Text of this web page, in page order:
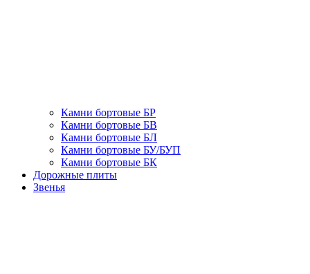
Камни бортовые БР
Камни бортовые БВ
Камни бортовые БЛ
Камни бортовые БУ/БУП
Камни бортовые БК
Дорожные плиты
Звенья